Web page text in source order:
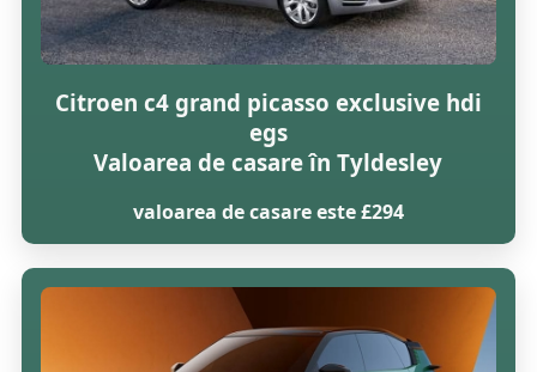
Citroen c4 grand picasso exclusive hdi
egs
Valoarea de casare în Tyldesley
valoarea de casare este £294